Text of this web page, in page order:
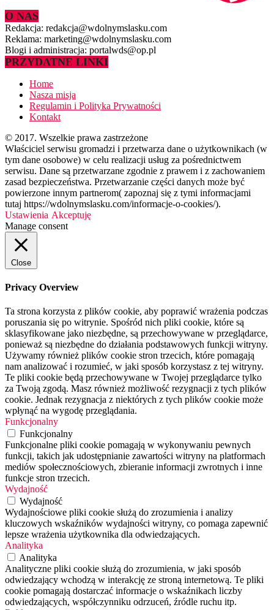
O NAS
Redakcja: redakcja@wdolnymslasku.com
Reklama: marketing@wdolnymslasku.com
Blogi i administracja: portalwds@op.pl
PRZYDATNE LINKI
Home
Nasza misja
Regulamin i Polityka Prywatności
Kontakt
© 2017. Wszelkie prawa zastrzeżone
Właściciel serwisu gromadzi i przetwarza dane o użytkownikach (w
tym dane osobowe) w celu realizacji usług za pośrednictwem
serwisu. Dane są przetwarzane zgodnie z prawem i z zachowaniem
zasad bezpieczeństwa. Przetwarzanie części danych może być
powierzone innym partnerom( zapoznaj się z tymi informacjami
tutaj https://wdolnymslasku.com/informacje-o-cookies/).
Ustawienia Akceptuję
Manage consent
Close
Privacy Overview
Ta strona korzysta z plików cookie, aby poprawić wrażenia podczas
poruszania się po witrynie. Spośród nich pliki cookie, które są
sklasyfikowane jako niezbędne, są przechowywane w przeglądarce,
ponieważ są niezbędne do działania podstawowych funkcji witryny.
Używamy również plików cookie stron trzecich, które pomagają
nam analizować i rozumieć, w jaki sposób korzystasz z tej witryny.
Te pliki cookie będą przechowywane w Twojej przeglądarce tylko
za Twoją zgodą. Masz również możliwość rezygnacji z tych plików
cookie. Jednak rezygnacja z niektórych z tych plików cookie może
wpłynąć na wygodę przeglądania.
Funkcjonalny
Funkcjonalny
Funkcjonalne pliki cookie pomagają w wykonywaniu pewnych
funkcji, takich jak udostępnianie zawartości witryny na platformach
mediów społecznościowych, zbieranie informacji zwrotnych i inne
funkcje stron trzecich.
Wydajność
Wydajność
Wydajnościowe pliki cookie służą do zrozumienia i analizy
kluczowych wskaźników wydajności witryny, co pomaga zapewnić
lepsze wrażenia użytkownika dla odwiedzających.
Analityka
Analityka
Analityczne pliki cookie służą do zrozumienia, w jaki sposób
odwiedzający wchodzą w interakcję ze stroną internetową. Te pliki
cookie pomagają dostarczać informacje o wskaźnikach liczby
odwiedzających, współczynniku odrzuceń, źródle ruchu itp.